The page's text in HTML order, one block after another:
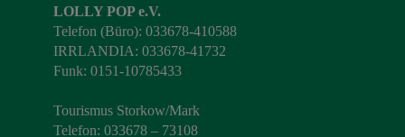
LOLLY POP e.V.
Telefon (Büro): 033678-410588
IRRLANDIA: 033678-41732
Funk: 0151-10785433
Tourismus Storkow/Mark
Telefon: 033678 – 73108